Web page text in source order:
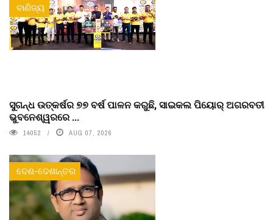
ବାଣିଜ୍ୟ
ସୁଗନ୍ଧ ଉତ୍କର୍ଷର ୭୭ ବର୍ଷ ପାଳନ କରୁଛି, ସାଇକଲ ପିୟୋର୍‌ ଅଗରବତୀ
ଭୁବନେଶ୍ୱରରେ ...
14052 AUG 07, 2026
ଦେଶ-ଦେଶାନ୍ତର